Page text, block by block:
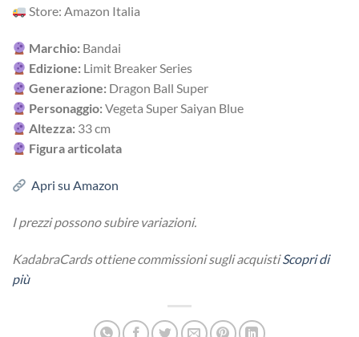
Store: Amazon Italia
Marchio: Bandai
Edizione: Limit Breaker Series
Generazione: Dragon Ball Super
Personaggio:Vegeta Super Saiyan Blue
Altezza: 33 cm
Figura articolata
Apri su Amazon
I prezzi possono subire variazioni.
KadabraCards ottiene commissioni sugli acquistiScopri di
più